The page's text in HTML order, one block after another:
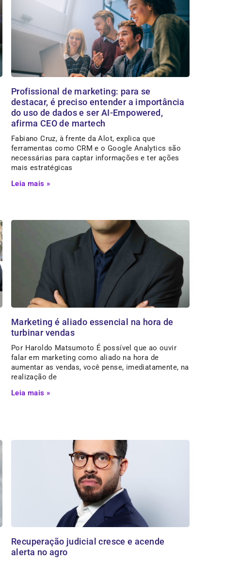
Profissional de marketing: para se
destacar, é preciso entender a importância
do uso de dados e ser AI-Empowered,
afirma CEO de martech
Fabiano Cruz, à frente da Alot, explica que
ferramentas como CRM e o Google Analytics são
necessárias para captar informações e ter ações
mais estratégicas
Leia mais »
Marketing é aliado essencial na hora de
turbinar vendas
Por Haroldo Matsumoto É possível que ao ouvir
falar em marketing como aliado na hora de
aumentar as vendas, você pense, imediatamente, na
realização de
Leia mais »
Recuperação judicial cresce e acende
alerta no agro